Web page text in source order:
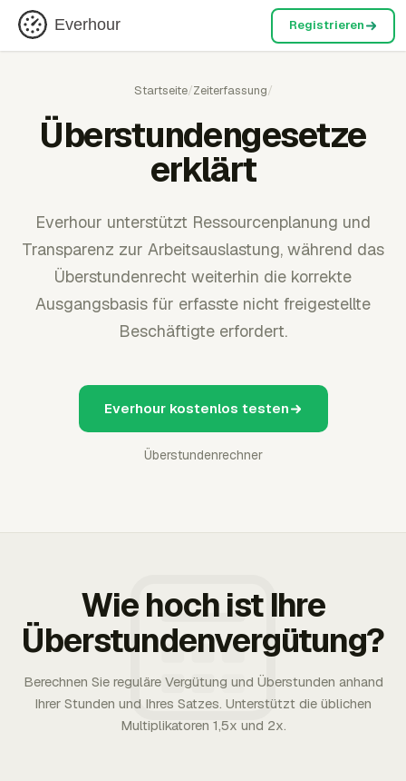
Everhour Registrieren
Startseite/Zeiterfassung/
Überstundengesetze
erklärt
Everhour unterstützt Ressourcenplanung und
Transparenz zur Arbeitsauslastung, während das
Überstundenrecht weiterhin die korrekte
Ausgangsbasis für erfasste nicht freigestellte
Beschäftigte erfordert.
Everhour kostenlos testen
Überstundenrechner
Wie hoch ist Ihre
Überstundenvergütung?
Berechnen Sie reguläre Vergütung und Überstunden anhand
Ihrer Stunden und Ihres Satzes. Unterstützt die üblichen
Multiplikatoren 1,5x und 2x.